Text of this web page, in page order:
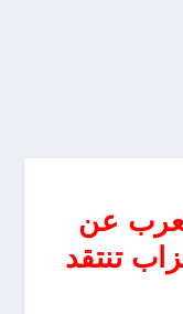
تعرب عن
تنتقد